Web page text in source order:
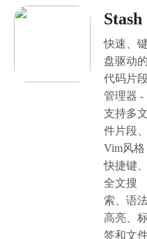
Stash
快速、
盘驱动的
代码片
管理器 -
支持多文
件片段、
Vim风格
快捷键、
全文搜
索、语
高亮、
签和文